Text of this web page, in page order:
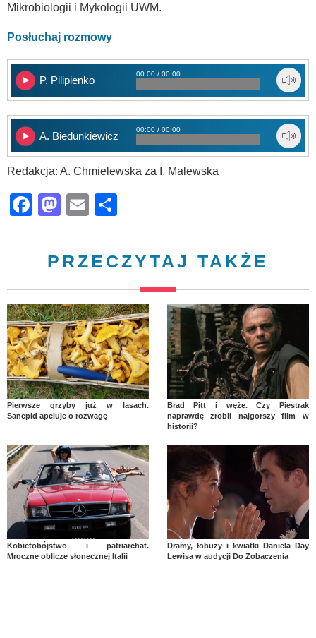
Mikrobiologii i Mykologii UWM.
Posłuchaj rozmowy
P. Pilipienko
00:00 / 00:00
A. Biedunkiewicz
00:00 / 00:00
Redakcja: A. Chmielewska za I. Malewska
Facebook
Mastodon
Email
PRZECZYTAJ TAKŻE
Pierwsze grzyby już w lasach.
Sanepid apeluje o rozwagę
Brad Pitt i węże. Czy Piestrak
naprawdę zrobił najgorszy film w
historii?
Kobietobójstwo i patriarchat.
Mroczne oblicze słonecznej Italii
Dramy, łobuzy i kwiatki Daniela Day
Lewisa w audycji Do Zobaczenia